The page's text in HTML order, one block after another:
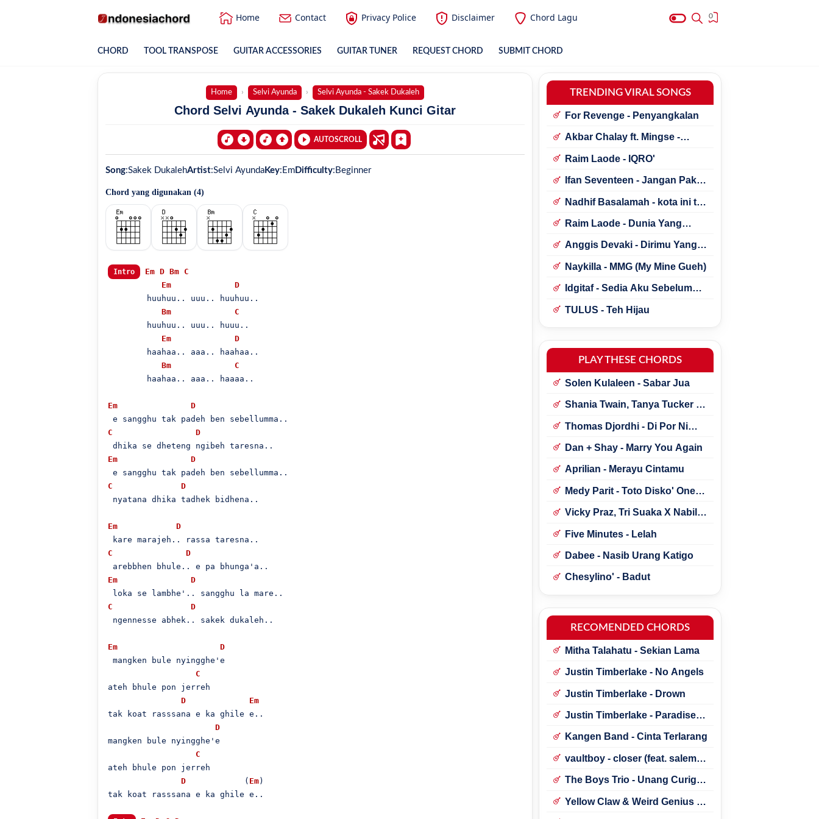
Home Contact Privacy Police Disclaimer Chord Lagu 0
CHORD TOOL TRANSPOSE GUITAR ACCESSORIES GUITAR TUNER REQUEST CHORD SUBMIT CHORD
Home Selvi Ayunda Selvi Ayunda - Sakek Dukaleh
Chord Selvi Ayunda - Sakek Dukaleh Kunci Gitar
AUTOSCROLL
Song:Sakek DukalehArtist:Selvi Ayunda Key: Em Difficulty: Beginner
Chord yang digunakan (4)
Intro Em D Bm C
Em
D
        huuhuu.. uuu.. huuhuu..
Bm
C
        huuhuu.. uuu.. huuu..
Em
D
        haahaa.. aaa.. haahaa..
Bm
C
        haahaa.. aaa.. haaaa..
Em
D
C
D
Em
D
C
D
nyatana dhika tadhek bidhena..
Em
D
C
D
Em
D
C
D
ngennesse abhek.. sakek dukaleh..
Em
D
mangken bule nyingghe'e
C
ateh bhule pon jerreh
D
Em
tak koat rasssana e ka ghile e..
D
mangken bule nyingghe'e
C
ateh bhule pon jerreh
D
            (
Em)
tak koat rasssana e ka ghile e..
TRENDING VIRAL SONGS
For Revenge - Penyangkalan
Akbar Chalay ft. Mingse -
Raim Laode - IQRO'
Ifan Seventeen - Jangan Paksa
Nadhif Basalamah - kota ini tak
Raim Laode - Dunia Yang
Anggis Devaki - Dirimu Yang
Naykilla - MMG (My Mine Gueh)
Idgitaf - Sedia Aku Sebelum
TULUS - Teh Hijau
PLAY THESE CHORDS
Solen Kulaleen - Sabar Jua
Shania Twain, Tanya Tucker -
Thomas Djordhi - Di Por Ni
Dan + Shay - Marry You Again
Aprilian - Merayu Cintamu
Medy Parit - Toto Disko' One
Vicky Praz, Tri Suaka X Nabila
Five Minutes - Lelah
Dabee - Nasib Urang Katigo
Chesylino' - Badut
RECOMENDED CHORDS
Mitha Talahatu - Sekian Lama
Justin Timberlake - No Angels
Justin Timberlake - Drown
Justin Timberlake - Paradise ft.
Kangen Band - Cinta Terlarang
vaultboy - closer (feat. salem
The Boys Trio - Unang Curigai
Yellow Claw & Weird Genius -